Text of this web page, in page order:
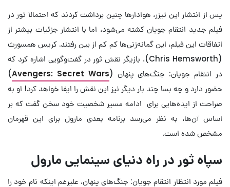
پس از انتشار این تیزر، هوادارها چنین برداشت کردند که احتمالا ثور در
فیلم جدید انتقام جویان کشته می‌شود، اما با انتشار جزئیات بیشتر از
اتفاقات این فیلم، این گمانه‌زنی‌ها کم کم از بین رفتند. کریس همسورث
(Chris Hemsworth)، بازیگر نقش ثور در گفت‌وگویی اشاره کرد که
در انتقام جویان: جنگ‌های پنهان (Avengers: Secret Wars
)
حضور دارد و چه بسا چند بار دیگر نیز این نقش را ایفا خواهد کرد! او به
صراحت از ایده‌هایی برای ادامه مسیر شخصیت خود سخن گفت که بر
اساس آن‌ها، به نظر می‌رسد برنامه بعدی مارول برای این قهرمان
مشخص شده است.
سپاه ثور در راه دنیای سینمایی مارول
فیلم مورد انتظار انتقام جویان: جنگ‌های پنهان، علیرغم اینکه نام خود را